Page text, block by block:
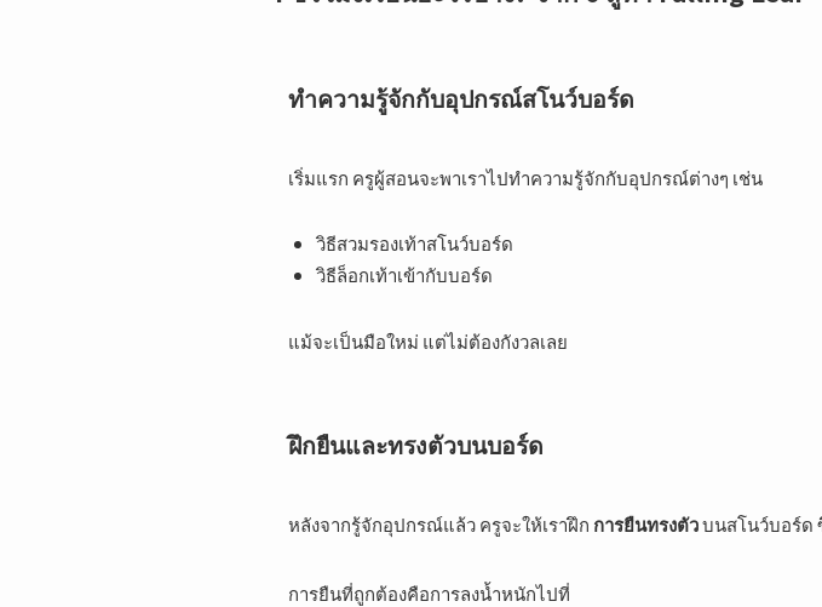
ทำความรู้จักกับอุปกรณ์สโนว์บอร์ด
เริ่มแรก ครูผู้สอนจะพาเราไปทำความรู้จักกับอุปกรณ์ต่างๆ เช่น
วิธีสวมรองเท้าสโนว์บอร์ด
วิธีล็อกเท้าเข้ากับบอร์ด
แม้จะเป็นมือใหม่ แต่ไม่ต้องกังวลเลย
ฝึกยืนและทรงตัวบนบอร์ด
หลังจากรู้จักอุปกรณ์แล้ว ครูจะให้เราฝึก การยืนทรงตัวบนสโนว์บอร์ด
การยืนที่ถูกต้องคือการลงน้ำหนักไปที่